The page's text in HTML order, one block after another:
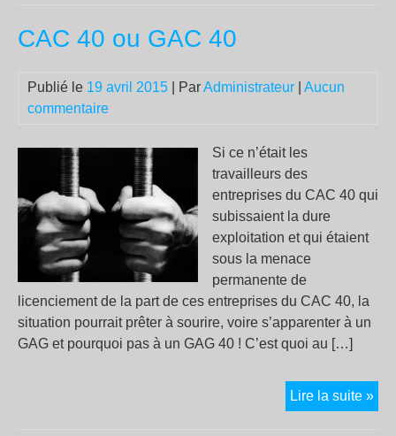
CAC 40 ou GAC 40
Publié le 19 avril 2015 | ParAdministrateur
Aucun
commentaire
Si ce n’était les
travailleurs des
entreprises du CAC 40 qui
subissaient la dure
exploitation et qui étaient
sous la menace
permanente de
licenciement de la part de ces entreprises du CAC 40, la
situation pourrait prêter à sourire, voire s’apparenter à un
GAG et pourquoi pas à un GAG 40 ! C’est quoi au […]
Lire la suite »
40